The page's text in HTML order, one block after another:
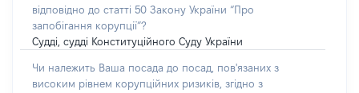
відповідно до статті 50 Закону України “Про
запобігання корупції”?
Судді, судді Конституційного Суду України
Чи належить Ваша посада до посад, пов'язаних з
високим рівнем корупційних ризиків, згідно з